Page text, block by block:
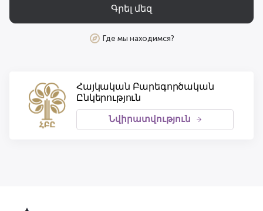
Գրել մեզ
Где мы находимся?
Հայկական Բարեգործական
Ընկերություն
Նվիրատվություն